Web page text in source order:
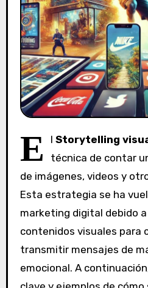
E l Storytelling
técnica de contar
de imágenes, videos y
Esta estrategia se ha
marketing digital debido
contenidos visuales para
transmitir mensajes de
emocional. A